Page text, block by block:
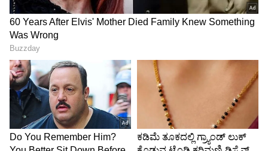
ಚುನಾವಣಾ ಕರ್ತವ್ಯಕ್ಕೆ ನಿಯೋಜಿಸುವ ಅಧಿಕಾರಿಗಳು
ಪೊಲೀಸ್‌ ಇಲಾಖೆ ಸಹಕಾರದಲ್ಲಿ ಕರ್ತವ್ಯ ನಿರ್ವಹಿಸಬೇಕು.
ಚುನಾವಣಾ ಅಕ್ರಮಗಳು ಕಂಡು ಬಂದಾಗ ವಾಸ್ತವಾಂಶ